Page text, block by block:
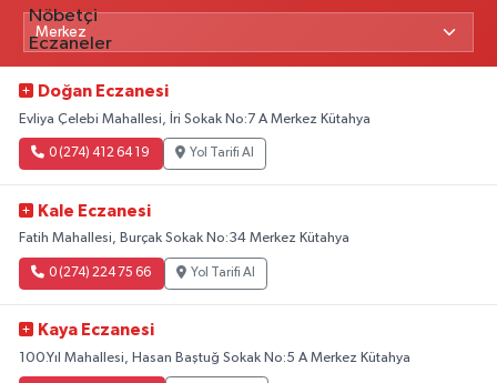
Doğan Eczanesi
Evliya Çelebi Mahallesi, İri Sokak No:7 A Merkez Kütahya
0 (274) 412 64 19 Yol Tarifi Al
Kale Eczanesi
Fatih Mahallesi, Burçak Sokak No:34 Merkez Kütahya
0 (274) 224 75 66 Yol Tarifi Al
Kaya Eczanesi
100.Yıl Mahallesi, Hasan Baştuğ Sokak No:5 A Merkez Kütahya